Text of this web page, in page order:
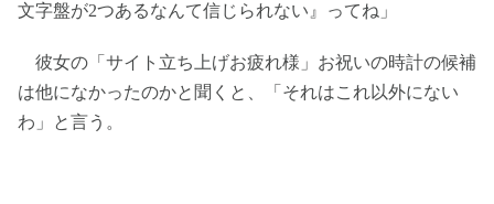
文字盤が2つあるなんて信じられない』ってね」
彼女の「サイト立ち上げお疲れ様」お祝いの時計の候補
は他になかったのかと聞くと、「それはこれ以外にない
わ」と言う。